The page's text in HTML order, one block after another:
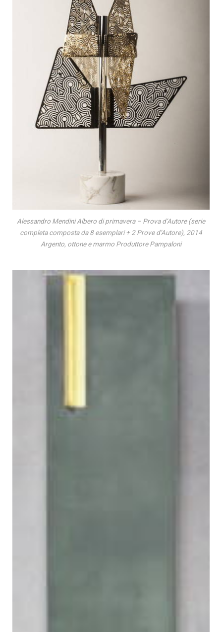
Alessandro Mendini Albero di primavera – Prova d’Autore (serie
completa composta da 8 esemplari + 2 Prove d’Autore), 2014
Argento, ottone e marmo Produttore Pampaloni